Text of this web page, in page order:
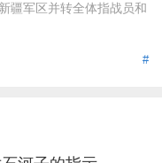
疆军区并转全体指战员和
#